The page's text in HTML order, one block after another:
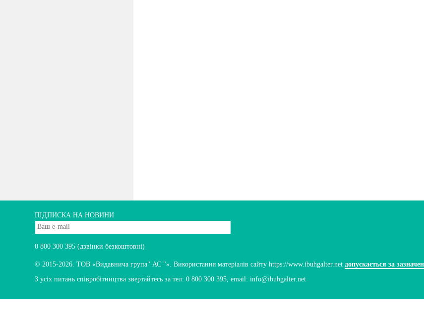
ПІДПИСКА НА НОВИНИ
0 800 300 395 (дзвінки безкоштовні)
© 2015-2026. ТОВ «Видавнича група" АС "». Використання матеріалів сайту https://www.ibuhgalter.net допускається за
З усіх питань співробітництва звертайтесь за тел: 0 800 300 395, email: info@ibuhgalter.net